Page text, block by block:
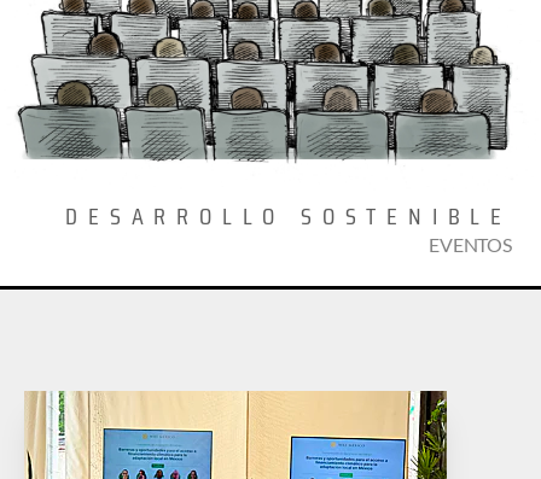
DESARROLLO SOSTENIBLE
EVENTOS